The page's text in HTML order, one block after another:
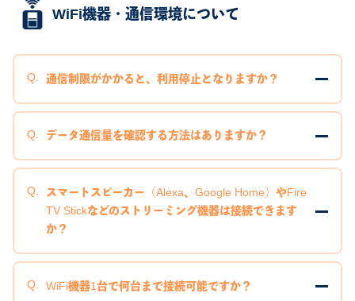
WiFi機器・通信環境について
通信制限がかかると、利用停止となりますか？
データ通信量を確認する方法はありますか？
スマートスピーカー（Alexa、Google Home）やFire
TV Stickなどのストリーミング機器は接続できます
か？
WiFi機器1台で何台まで接続可能ですか？